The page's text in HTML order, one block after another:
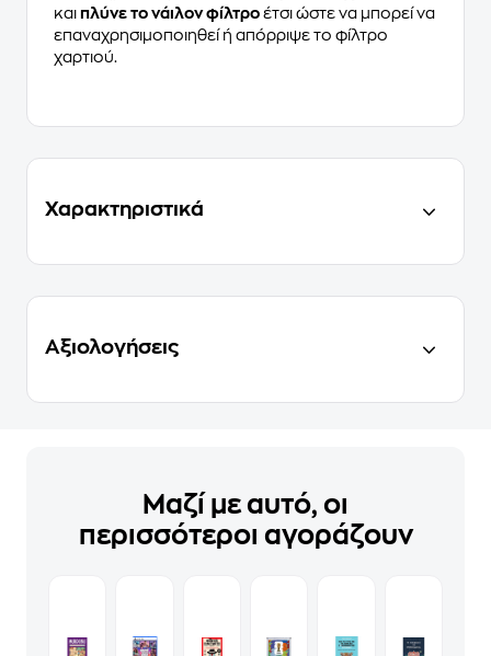
και πλύνε το νάιλον φίλτρο έτσι ώστε να μπορεί να
επαναχρησιμοποιηθεί ή απόρριψε το φίλτρο
χαρτιού.
Χαρακτηριστικά
Αξιολογήσεις
Μαζί με αυτό, οι
περισσότεροι αγοράζουν